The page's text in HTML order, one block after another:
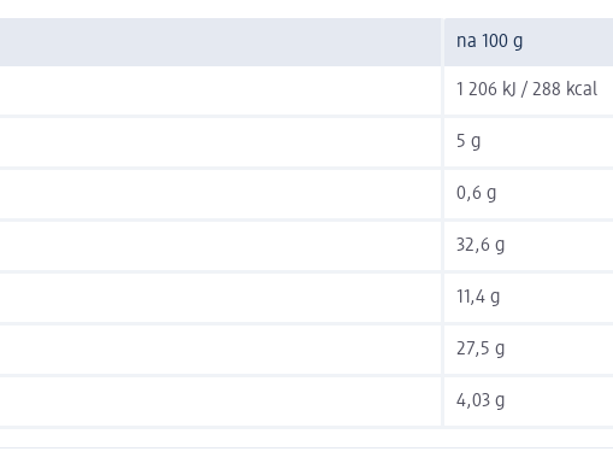
na 100 g
1 206 kJ / 288 kcal
5 g
0,6 g
32,6 g
11,4 g
27,5 g
4,03 g